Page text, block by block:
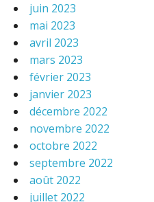
juin 2023
mai 2023
avril 2023
mars 2023
février 2023
janvier 2023
décembre 2022
novembre 2022
octobre 2022
septembre 2022
août 2022
juillet 2022